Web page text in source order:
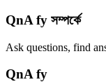
QnA fy সম্পর্কে
Ask questions, find
QnAfy